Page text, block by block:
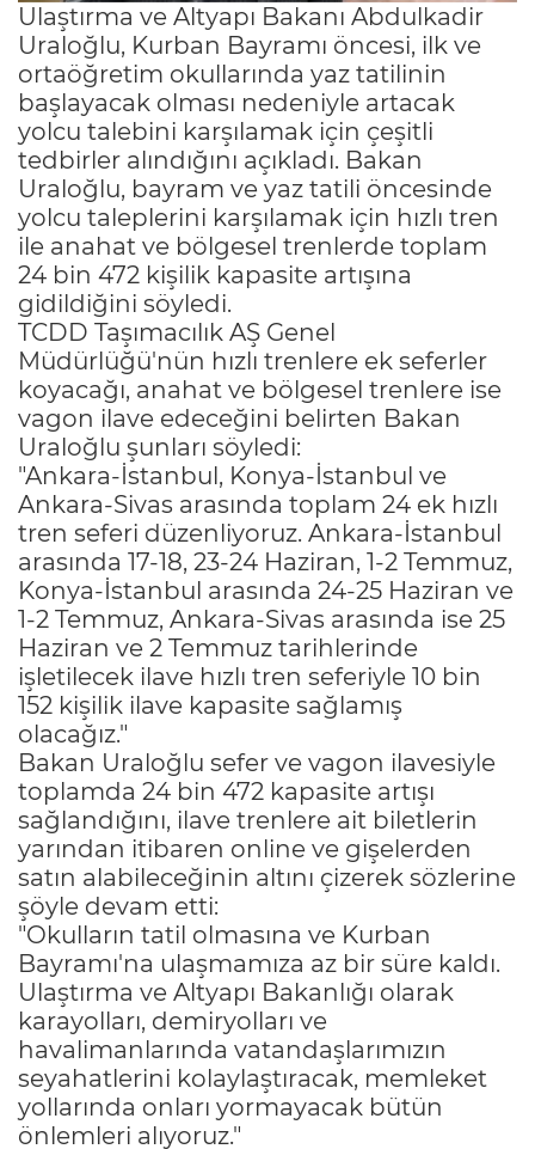
Ulaştırma ve Altyapı Bakanı Abdulkadir
Uraloğlu, Kurban Bayramı öncesi, ilk ve
ortaöğretim okullarında yaz tatilinin
başlayacak olması nedeniyle artacak
yolcu talebini karşılamak için çeşitli
tedbirler alındığını açıkladı. Bakan
Uraloğlu, bayram ve yaz tatili öncesinde
yolcu taleplerini karşılamak için hızlı tren
ile anahat ve bölgesel trenlerde toplam
24 bin 472 kişilik kapasite artışına
gidildiğini söyledi.
TCDD Taşımacılık AŞ Genel
Müdürlüğü'nün hızlı trenlere ek seferler
koyacağı, anahat ve bölgesel trenlere ise
vagon ilave edeceğini belirten Bakan
Uraloğlu şunları söyledi:
"Ankara-İstanbul, Konya-İstanbul ve
Ankara-Sivas arasında toplam 24 ek hızlı
tren seferi düzenliyoruz. Ankara-İstanbul
arasında 17-18, 23-24 Haziran, 1-2 Temmuz,
Konya-İstanbul arasında 24-25 Haziran ve
1-2 Temmuz, Ankara-Sivas arasında ise 25
Haziran ve 2 Temmuz tarihlerinde
işletilecek ilave hızlı tren seferiyle 10 bin
152 kişilik ilave kapasite sağlamış
olacağız."
Bakan Uraloğlu sefer ve vagon ilavesiyle
toplamda 24 bin 472 kapasite artışı
sağlandığını, ilave trenlere ait biletlerin
yarından itibaren online ve gişelerden
satın alabileceğinin altını çizerek sözlerine
şöyle devam etti:
"Okulların tatil olmasına ve Kurban
Bayramı'na ulaşmamıza az bir süre kaldı.
Ulaştırma ve Altyapı Bakanlığı olarak
karayolları, demiryolları ve
havalimanlarında vatandaşlarımızın
seyahatlerini kolaylaştıracak, memleket
yollarında onları yormayacak bütün
önlemleri alıyoruz."